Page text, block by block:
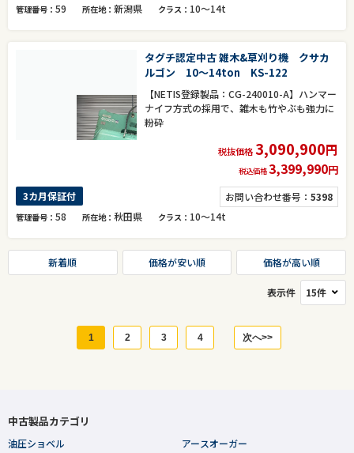
管理番号 59 所在地 新潟県 クラス 10～14t
タグチ認定中古 雑木&草刈り機 クサカ
ルゴン 10～14ton KS-122
【NETIS登録製品：CG-240010-A】ハンマー
ナイフ方式の採用で、雑木も竹やぶも強力に
粉砕
税抜価格3,090,900円
税込価格3,399,990円
お問い合わせ番号： 5398
3カ月保証付
管理番号 58 所在地 秋田県 クラス 10～14t
新着順 価格が安い順 価格が高い順
表示件
1 2 3 4 次へ>>
中古製品カテゴリ
油圧ショベル
アースオーガー